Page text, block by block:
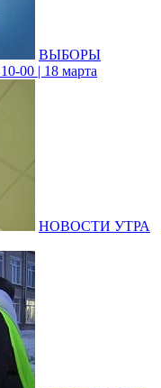
ВЫБОРЫ
| 18 марта
НОВОСТИ УТРА